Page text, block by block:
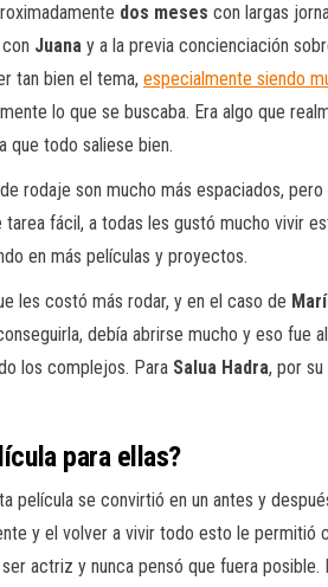
dos meses con largas
Juana y a la previa concienciación
tan bien el tema, especialmente siendo
lo que se buscaba. Era algo que
que todo saliese bien.
rodaje son mucho más espaciados,
fácil, a todas les gustó mucho vivir
en más películas y proyectos.
les costó más rodar, y en el caso de
debía abrirse mucho y eso fue
los complejos. Para Salua Hadra, por
para ellas?
película se convirtió en un antes y
y el volver a vivir todo esto le permitió
actriz y nunca pensó que fuera